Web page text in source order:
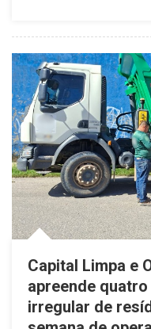
Capital Limpa e
apreende
irregular de